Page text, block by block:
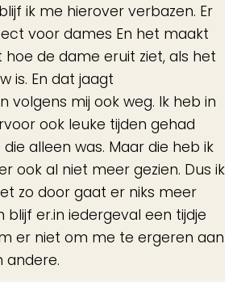
ik me hierover verbazen. Er
voor dames En het maakt
hoe de dame eruit ziet, als het
is. En dat jaagt
volgens mij ook weg. Ik heb in
ook leuke tijden gehad
alleen was. Maar die heb ik
ook al niet meer gezien. Dus ik
zo door gaat er niks meer
blijf er.in iedergeval een tijdje
er niet om me te ergeren aan
andere.